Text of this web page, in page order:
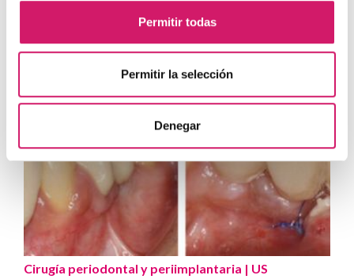
Permitir todas
Permitir la selección
Denegar
Eduardo Montero y David Herrera de la...
Cirugía periodontal y periimplantaria | US